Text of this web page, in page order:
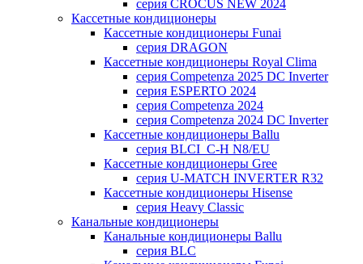
серия CROCUS NEW 2024
Кассетные кондиционеры
Кассетные кондиционеры Funai
серия DRAGON
Кассетные кондиционеры Royal Clima
серия Competenza 2025 DC Inverter
серия ESPERTO 2024
серия Competenza 2024
серия Competenza 2024 DC Inverter
Кассетные кондиционеры Ballu
серия BLCI_C-H N8/EU
Кассетные кондиционеры Gree
серия U-MATCH INVERTER R32
Кассетные кондиционеры Hisense
серия Heavy Classic
Канальные кондиционеры
Канальные кондиционеры Ballu
серия BLC